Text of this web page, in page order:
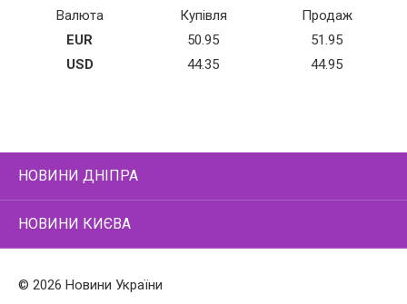
Валюта Купівля
Продаж
EUR
50.95
51.95
USD
44.35 44.95
НОВИНИ ДНІПРА
НОВИНИ КИЄВА
© 2026 Новини України